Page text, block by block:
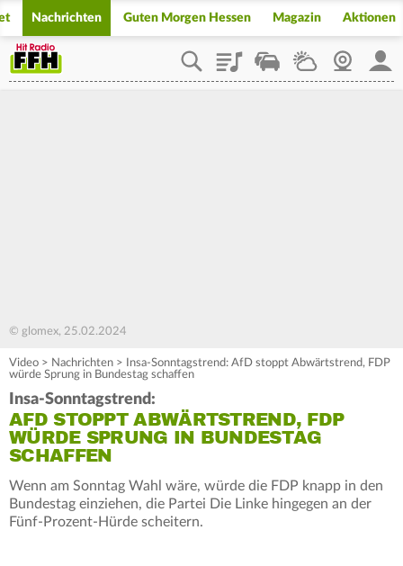
Nachrichten Guten Morgen Hessen Magazin Aktionen
PlaylistStaupilotWetterWebcam
© glomex, 25.02.2024
Video > Nachrichten >
Insa-Sonntagstrend: AfD stoppt Abwärtstrend, FDP
würde Sprung in Bundestag schaffen
Insa-Sonntagstrend:
AFD STOPPT ABWÄRTSTREND, FDP
WÜRDE SPRUNG IN BUNDESTAG
SCHAFFEN
Wenn am Sonntag Wahl wäre, würde die FDP knapp in den
Bundestag einziehen, die Partei Die Linke hingegen an der
Fünf-Prozent-Hürde scheitern.